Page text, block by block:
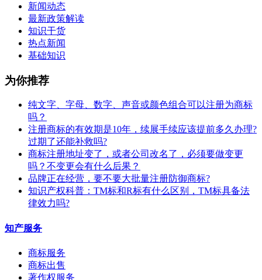
新闻动态
最新政策解读
知识干货
热点新闻
基础知识
为你推荐
纯文字、字母、数字、声音或颜色组合可以注册为商标
吗？
注册商标的有效期是10年，续展手续应该提前多久办理?
过期了还能补救吗?
商标注册地址变了，或者公司改名了，必须要做变更
吗？不变更会有什么后果？
​品牌正在经营，要不要大批量注册防御商标?
知识产权科普：TM标和R标有什么区别，TM标具备法
律效力吗?
知产服务
商标服务
商标出售
著作权服务